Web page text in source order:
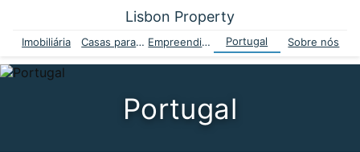
Lisbon Property
Imobiliária Casas para venda Empreendimentos Portugal Sobre nós
Portugal